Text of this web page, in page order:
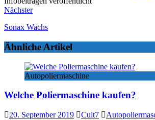
Nächster
Sonax Wachs
Ähnliche Artikel
Autopoliermaschine
Welche Poliermaschine kaufen?
20. September 2019 Cult7